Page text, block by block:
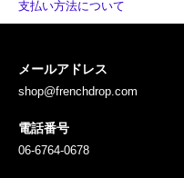
支払い方法について
メールアドレス
shop@frenchdrop.com
電話番号
06-6764-0678